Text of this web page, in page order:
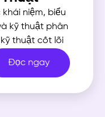
khái niệm, biểu
kỹ thuật phân
thuật cốt lõi
Đọc ngay